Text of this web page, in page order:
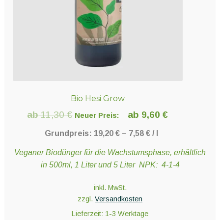
Bio Hesi Grow
ab 11,30€ Neuer Preis: ab 9,60€
Grundpreis: 19,20€ – 7,58€ /
Veganer Biodünger für die Wachstumsphase, erhältlich
in 500ml, 1 Liter und 5 Liter NPK: 4-1-4
inkl. MwSt.
zzgl. Versandkosten
Lieferzeit: 1-3 Werktage